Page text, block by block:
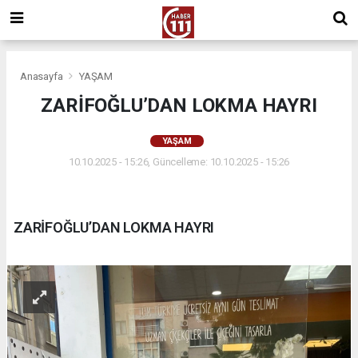
Anasayfa YAŞAM
ZARİFOĞLU’DAN LOKMA HAYRI
YAŞAM
10.10.2025 - 15:26, Güncelleme: 10.10.2025 - 15:26
ZARİFOĞLU’DAN LOKMA HAYRI